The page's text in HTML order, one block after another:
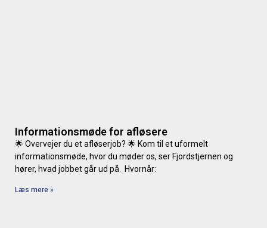
Informationsmøde for afløsere
🌟 Overvejer du et afløserjob? 🌟 Kom til et uformelt
informationsmøde, hvor du møder os, ser Fjordstjernen og
hører, hvad jobbet går ud på. Hvornår:
Læs mere »